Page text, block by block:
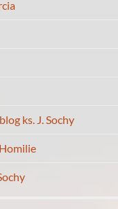
ks. J. Sochy